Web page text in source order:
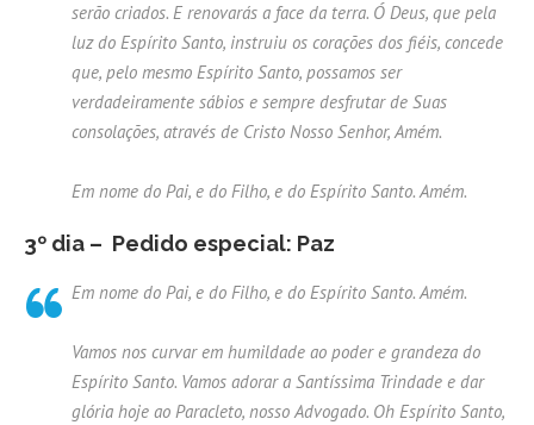
serão criados. E renovarás a face da terra. Ó Deus, que pela
luz do Espírito Santo, instruiu os corações dos fiéis, concede
que, pelo mesmo Espírito Santo, possamos ser
verdadeiramente sábios e sempre desfrutar de Suas
consolações, através de Cristo Nosso Senhor, Amém.
Em nome do Pai, e do Filho, e do Espírito Santo. Amém.
3º dia – Pedido especial: Paz
Em nome do Pai, e do Filho, e do Espírito Santo. Amém.
Vamos nos curvar em humildade ao poder e grandeza do
Espírito Santo. Vamos adorar a Santíssima Trindade e dar
glória hoje ao Paracleto, nosso Advogado. Oh Espírito Santo,